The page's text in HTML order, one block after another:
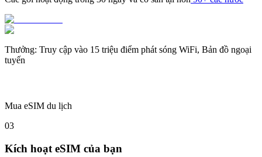
Thưởng: Truy cập vào 15 triệu điểm phát sóng WiFi, Bản đồ ngoại
tuyến
Mua eSIM du lịch
03
Kích hoạt eSIM của bạn